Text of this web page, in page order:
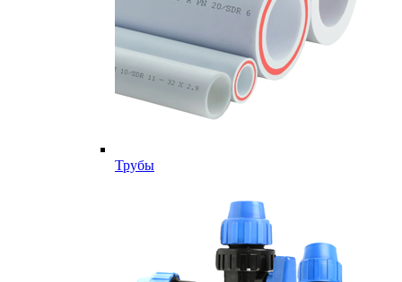
Трубы